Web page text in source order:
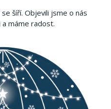
šíří. Objevili jsme o nás
máme radost.